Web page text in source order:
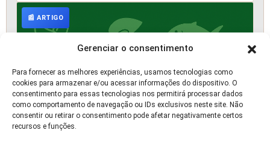
Gerenciar o consentimento
Para fornecer as melhores experiências, usamos tecnologias como
cookies para armazenar e/ou acessar informações do dispositivo. O
consentimento para essas tecnologias nos permitirá processar dados
como comportamento de navegação ou IDs exclusivos neste site. Não
consentir ou retirar o consentimento pode afetar negativamente certos
recursos e funções.
📰 ARTIGO